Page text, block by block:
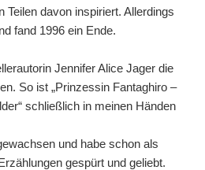
Teilen davon inspiriert. Allerdings
fand 1996 ein Ende.
Jennifer Alice Jager die
So ist „Prinzessin Fantaghiro –
schließlich in meinen Händen
und habe schon als
gespürt und geliebt.